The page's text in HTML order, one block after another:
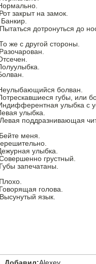
Рот закрыт на замок.
Банкир.
Пытаться дотронуться до
же с другой стороны.
Разочарован.
болван.
губы, или
улыбка с
улыбка.
Левая поддразнивающая
Бейте меня.
улыбка.
грустный.
Губы запечатаны.
Плохо.
Говорящая голова.
Высунутый язык.